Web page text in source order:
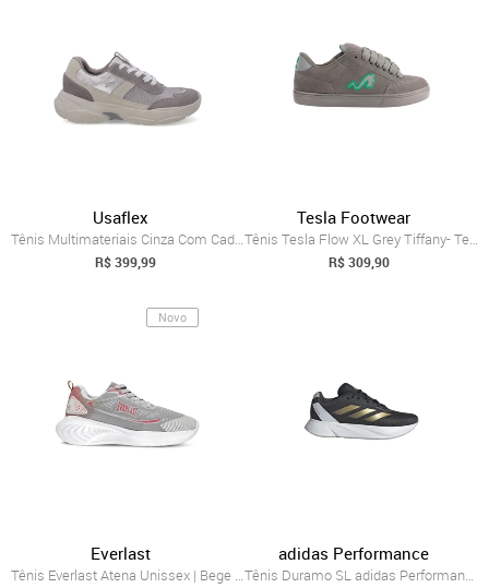
Usaflex
Tênis Multimateriais Cinza Com Cadarço
R$ 399,99
Tesla Footwear
Tênis Tesla Flow XL Grey Tiffany- Tesla - Cinza
R$ 309,90
Novo
Everlast
Tênis Everlast Atena Unissex | Bege Rosa Cinza
adidas Performance
Tênis Duramo SL adidas Performance Cinza